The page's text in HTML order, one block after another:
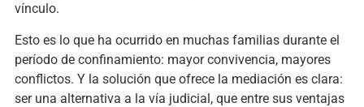
vínculo.
Esto es lo que ha ocurrido en muchas familias durante el
período de confinamiento: mayor convivencia, mayores
conflictos. Y la solución que ofrece la mediación es clara:
ser una alternativa a la vía judicial, que entre sus ventajas